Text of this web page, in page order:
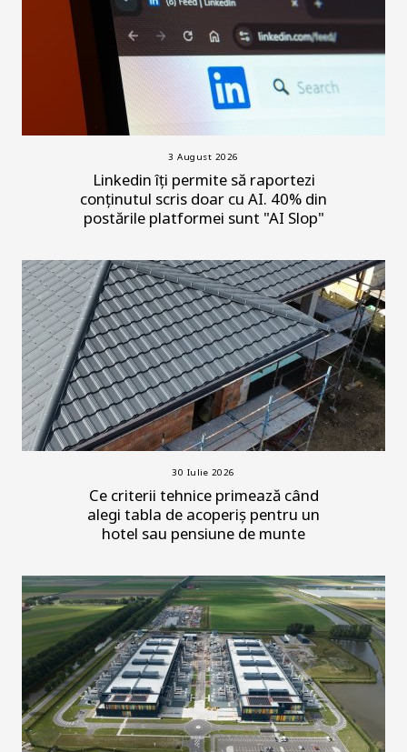
3 August 2026
Linkedin îți permite să raportezi
conținutul scris doar cu AI. 40% din
postările platformei sunt "AI Slop"
30 Iulie 2026
Ce criterii tehnice primează când
alegi tabla de acoperiș pentru un
hotel sau pensiune de munte